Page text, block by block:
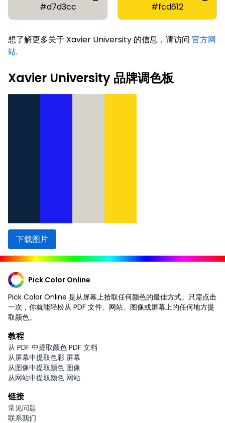
#d7d3cc #fcd612
想了解更多关于 Xavier University 的信息，请访问 官方网
站.
Xavier University 品牌调色板
下载图片
Pick Color Online
Pick Color Online 是从屏幕上拾取任何颜色的最佳方式。只需点击
一次，你就能轻松从 PDF 文件、网站、图像或屏幕上的任何地方提
取颜色。
教程
从 PDF 中提取颜色 PDF 文档
从屏幕中提取色彩 屏幕
从图像中提取颜色 图像
从网站中提取颜色 网站
链接
常见问题
联系我们